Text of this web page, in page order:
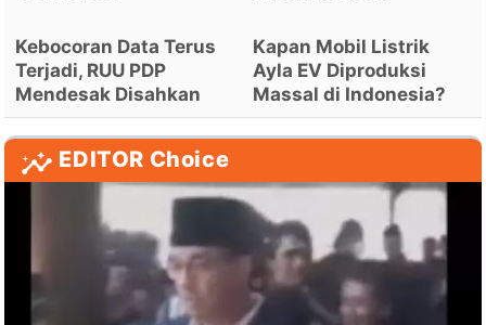
Kebocoran Data Terus
Terjadi, RUU PDP
Mendesak Disahkan
Kapan Mobil Listrik
Ayla EV Diproduksi
Massal di Indonesia?
EDITOR Choice